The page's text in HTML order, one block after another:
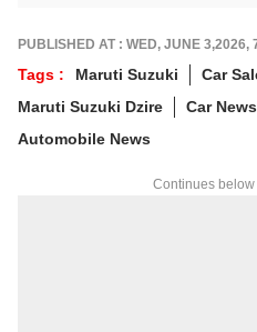
completing
Engineering.
accurate and
PUBLISHED AT : WED, JUNE 3,2026,
Tags : Maruti Suzuki
Car
Maruti Suzuki Dzire
Car News
Automobile News
Continues